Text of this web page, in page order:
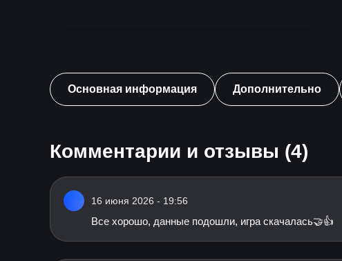
Основная информация Дополнительно
Комментарии и отзывы (4)
16 июня 2026 - 19:56
Все хорошо, данные подошли, игра скачалась🤝👍